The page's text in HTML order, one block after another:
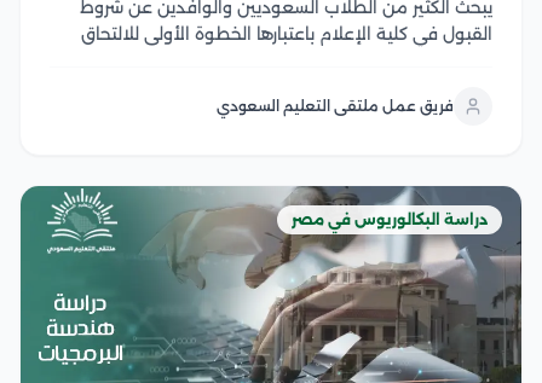
يبحث الكثير من الطلاب السعوديين والوافدين عن شروط
القبول في كلية الإعلام باعتبارها الخطوة الأولى للالتحاق
الأكاديمية، والتدريب العملي، والشهادات المعترف بها، مع...
فريق عمل ملتقى التعليم السعودي
دراسة البكالوريوس في مصر